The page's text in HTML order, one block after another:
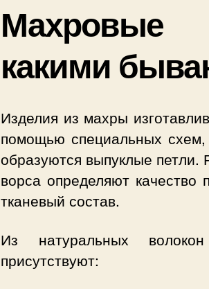
Махровые
какими
Изделия из махры
помощью специальных
образуются выпуклые петли.
ворса определяют
тканевый состав.
Из натуральных
присутствуют: